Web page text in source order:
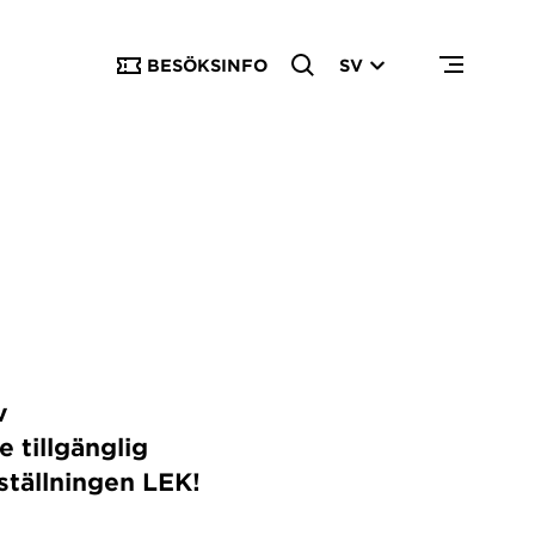
BESÖKSINFO SV
tillgänglig
LEK!